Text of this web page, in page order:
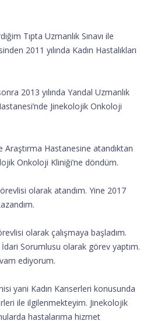
Tıpta Uzmanlık Sınavı ile
2011 yılında Kadın Hastalıkları
2013 yılında Yandal Uzmanlık
Jinekolojik Onkoloji
Araştırma Hastanesine atandıktan
Onkoloji Kliniği’ne döndüm.
olarak atandım. Yine 2017
olarak çalışmaya başladım.
Sorumlusu olarak görev yaptım.
ediyorum.
yani Kadın Kanserleri konusunda
ile ilgilenmekteyim. Jinekolojik
hastalarıma hizmet